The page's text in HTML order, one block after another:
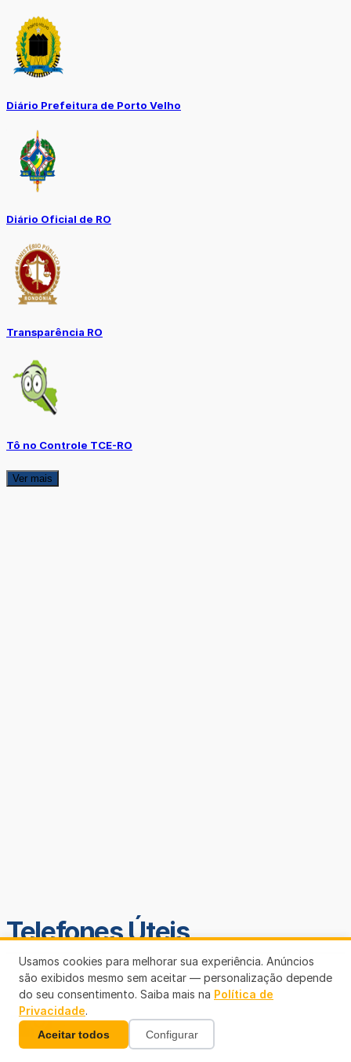
Diário Prefeitura de Porto Velho
Diário Oficial de RO
Transparência RO
Tô no Controle TCE-RO
Ver mais
Telefones Úteis
Usamos cookies para melhorar sua experiência. Anúncios
são exibidos mesmo sem aceitar — personalização depende
do seu consentimento. Saiba mais na Política de
Privacidade.
Aceitar todos Configurar